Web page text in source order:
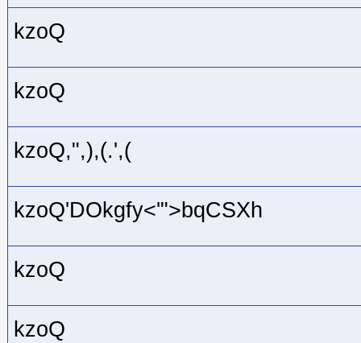
kzoQ
kzoQ
kzoQ,",),(.',(
kzoQ'DOkgfy<'">bqCSXh
kzoQ
kzoQ